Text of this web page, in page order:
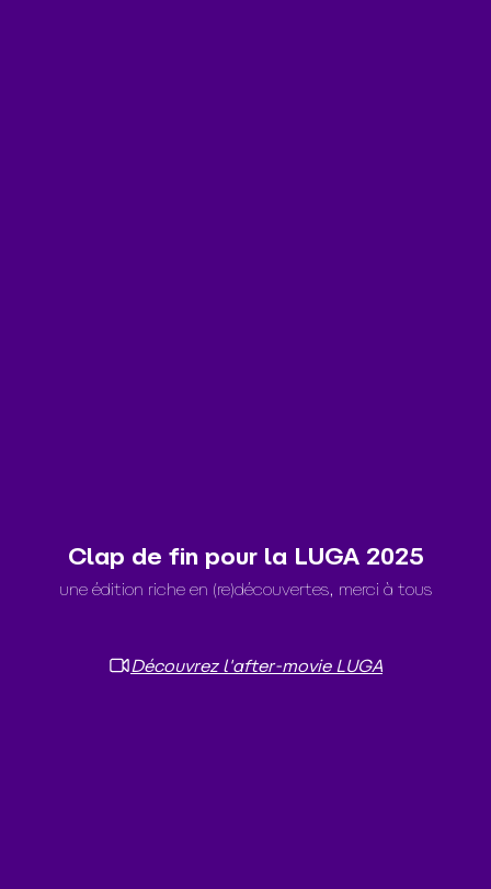
Clap de fin pour la LUGA 2025
une édition riche en (re)découvertes, merci à tous
Découvrez l'after-movie LUGA